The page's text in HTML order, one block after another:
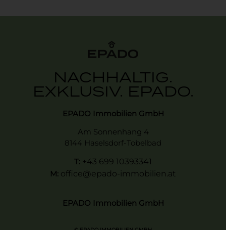
NACHHALTIG.
EXKLUSIV. EPADO.
EPADO Immobilien GmbH
Am Sonnenhang 4
8144 Haselsdorf-Tobelbad
T: +43 699 10393341
M: office@epado-immobilien.at
EPADO Immobilien GmbH